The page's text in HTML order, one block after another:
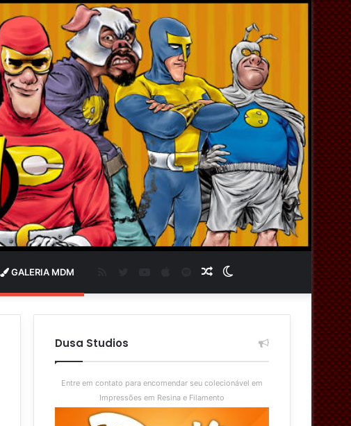
GALERIA MDM Switch
skin
Artigo
aleatório
Spotify
Dusa Studios
Entre em contato para encomendar seu colecionável em
Impressões em Resina e Filamento